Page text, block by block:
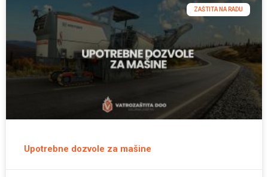
ZAŠTITA NA RADU
Upotrebne dozvole za mašine